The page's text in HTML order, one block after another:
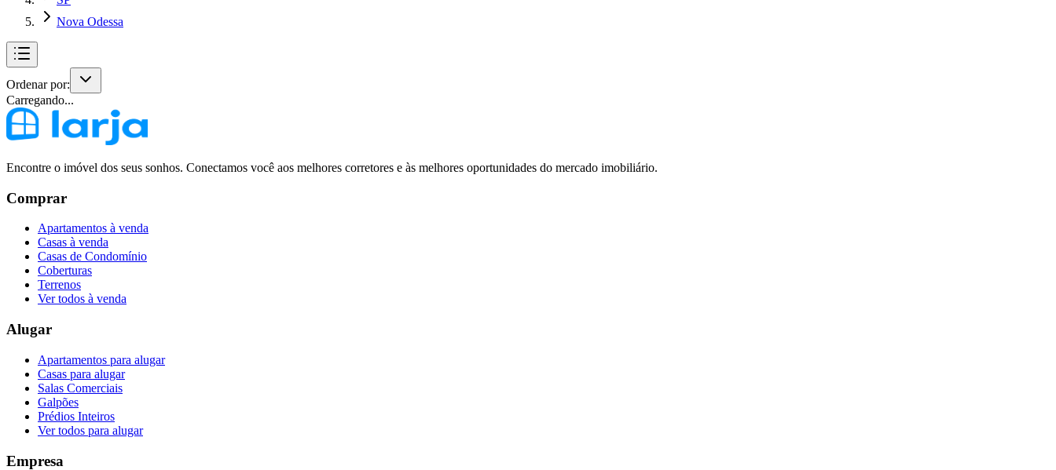
Nova Odessa
Ordenar por:
Carregando...
Encontre o imóvel dos seus sonhos. Conectamos você aos melhores corretores e às melhores oportunidades do mercado imobiliário.
Comprar
Apartamentos à venda
Casas à venda
Casas de Condomínio
Coberturas
Terrenos
Ver todos à venda
Alugar
Apartamentos para alugar
Casas para alugar
Salas Comerciais
Galpões
Prédios Inteiros
Ver todos para alugar
Empresa